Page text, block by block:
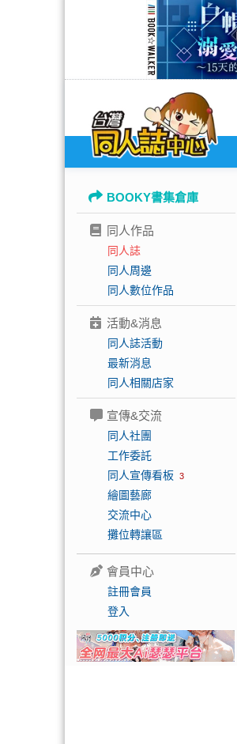
BOOKY書集倉庫
同人作品
同人誌
同人周邊
同人數位作品
活動&消息
同人誌活動
最新消息
同人相關店家
宣傳&交流
同人社團
工作委託
同人宣傳看板 3
繪圖藝廊
交流中心
攤位轉讓區
會員中心
註冊會員
登入